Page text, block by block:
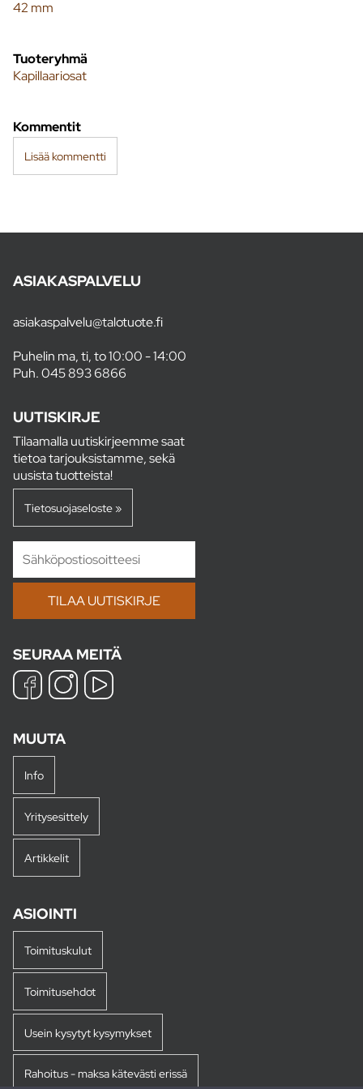
42 mm
Tuoteryhmä
Kapillaariosat
Kommentit
Lisää kommentti
ASIAKASPALVELU
asiakaspalvelu@talotuote.fi
Puhelin ma, ti, to 10:00 - 14:00
Puh.045 893 6866
UUTISKIRJE
Tilaamalla uutiskirjeemme saat
tietoa tarjouksistamme, sekä
uusista tuotteista!
Tietosuojaseloste »
SEURAA MEITÄ
MUUTA
Info
Yritysesittely
Artikkelit
ASIOINTI
Toimituskulut
Toimitusehdot
Usein kysytyt kysymykset
Rahoitus - maksa kätevästi erissä